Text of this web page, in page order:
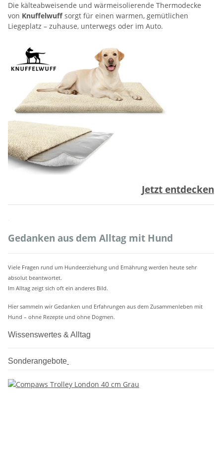
Die kälteabweisende und wärmeisolierende Thermodecke
von Knuffelwuffsorgt für einen warmen, gemütlichen
Liegeplatz – zuhause, unterwegs oder im Auto.
Jetzt entdecken
Gedanken aus dem Alltag mit Hund
Viele Fragen rund um Hundeerziehung und Ernährung werden heute sehr
absolut beantwortet.
Im Alltag zeigt sich oft ein anderes Bild.
Hier sammeln wir Gedanken und Erfahrungen aus dem Zusammenleben mit
Hund – ohne Rezepte und ohne Dogmen.
Wissenswertes & Alltag
Sonderangebote